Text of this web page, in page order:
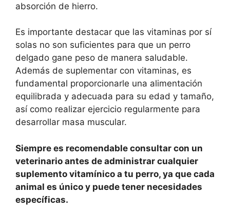
absorción de hierro.
Es importante destacar que las vitaminas por sí
solas no son suficientes para que un perro
delgado gane peso de manera saludable.
Además de suplementar con vitaminas, es
fundamental proporcionarle una alimentación
equilibrada y adecuada para su edad y tamaño,
así como realizar ejercicio regularmente para
desarrollar masa muscular.
Siempre es recomendable consultar con un
veterinario antes de administrar cualquier
suplemento vitamínico a tu perro, ya que cada
animal es único y puede tener necesidades
específicas.